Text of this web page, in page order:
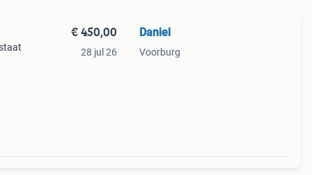
€ 450,00
28 jul 26
Daniel
Voorburg